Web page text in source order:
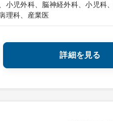
小児外科、脳神経外科、小児科
理科、産業医
詳細を見る